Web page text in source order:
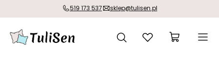
519 173 537 sklep@tulisen.pl